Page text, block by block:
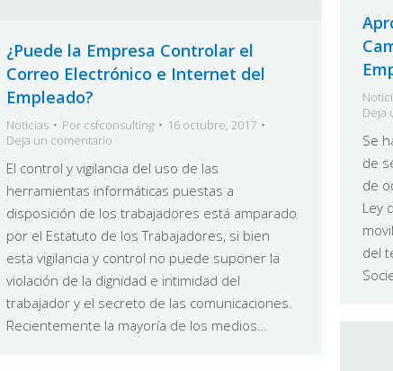
¿Puede la Empresa Controlar el
Correo Electrónico e Internet del
Empleado?
Noticias Por csfconsulting
16 octubre, 2017
Deja un comentario
El control y vigilancia del uso de las
herramientas informáticas puestas a
disposición de los trabajadores está amparado
por el Estatuto de los Trabajadores, si bien
esta vigilancia y control no puede suponer la
violación de la dignidad e intimidad del
trabajador y el secreto de las comunicaciones.
Recientemente la mayoría de los medios…
Deja
Se
de
de
Ley
del